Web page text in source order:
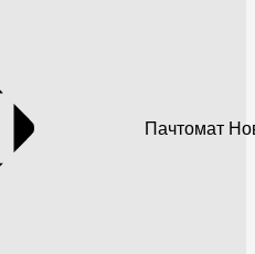
Пачтомат